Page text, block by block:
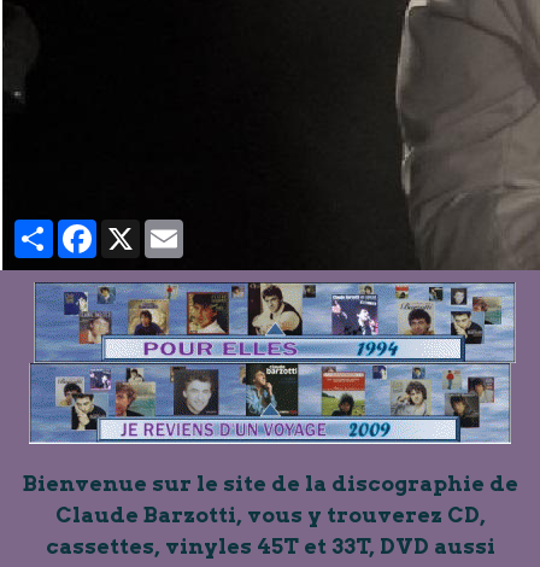
PartagerFacebook
X
Bienvenue sur le site de la discographie de
Claude Barzotti, vous y trouverez CD,
cassettes, vinyles 45T et 33T, DVD aussi